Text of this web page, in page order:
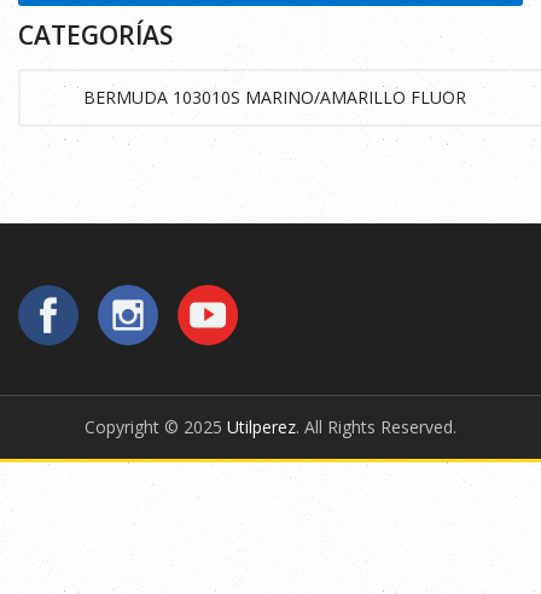
CATEGORÍAS
Copyright © 2025 Utilperez. All Rights Reserved.